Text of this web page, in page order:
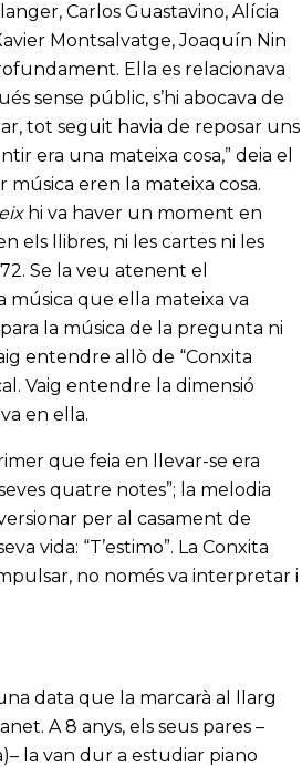
Carlos Guastavino, Alícia
Montsalvatge, Joaquín Nin
Ella es relacionava
sense públic, s’hi abocava de
tot seguit havia de reposar uns
era una mateixa cosa,” deia el
eren la mateixa cosa.
hi va haver un moment en
els llibres, ni les cartes ni les
Se la veu atenent el
música que ella mateixa va
la música de la pregunta ni
entendre allò de “Conxita
Vaig entendre la dimensió
en ella.
que feia en llevar-se era
quatre notes”; la melodia
per al casament de
vida: “T’estimo”. La Conxita
no només va interpretar i
data que la marcarà al llarg
A 8 anys, els seus pares –
la van dur a estudiar piano